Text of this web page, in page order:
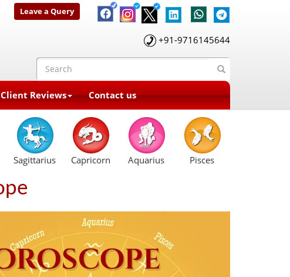
Leave a Query
+91-9716145644
Client Reviews Contact us
Sagittarius Capricorn Aquarius Pisces